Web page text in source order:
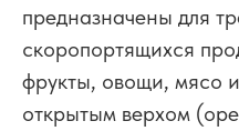
предназначены для
скоропортящихся
фрукты, овощи, мясо
открытым верхом